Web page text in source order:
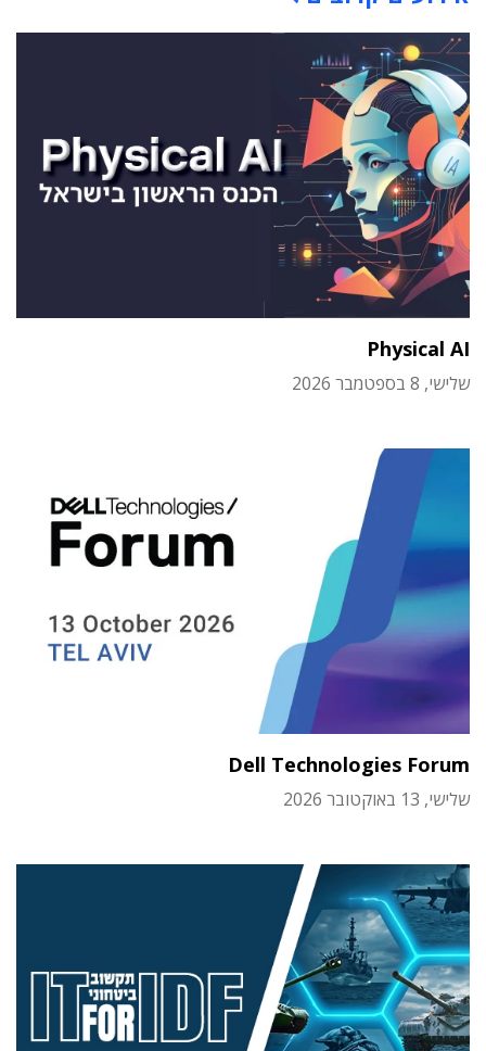
Physical AI
שלישי, 8 בספטמבר 2026
Dell Technologies Forum
שלישי, 13 באוקטובר 2026